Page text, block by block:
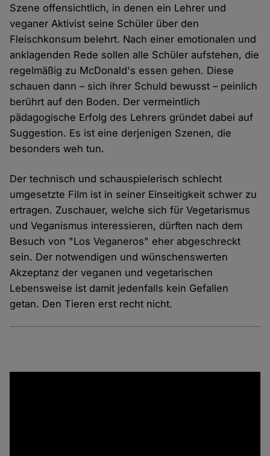
Szene offensichtlich, in denen ein Lehrer und
veganer Aktivist seine Schüler über den
Fleischkonsum belehrt. Nach einer emotionalen und
anklagenden Rede sollen alle Schüler aufstehen, die
regelmäßig zu McDonald's essen gehen. Diese
schauen dann – sich ihrer Schuld bewusst – peinlich
berührt auf den Boden. Der vermeintlich
pädagogische Erfolg des Lehrers gründet dabei auf
Suggestion. Es ist eine derjenigen Szenen, die
besonders weh tun.
Der technisch und schauspielerisch schlecht
umgesetzte Film ist in seiner Einseitigkeit schwer zu
ertragen. Zuschauer, welche sich für Vegetarismus
und Veganismus interessieren, dürften nach dem
Besuch von "Los Veganeros" eher abgeschreckt
sein. Der notwendigen und wünschenswerten
Akzeptanz der veganen und vegetarischen
Lebensweise ist damit jedenfalls kein Gefallen
getan. Den Tieren erst recht nicht.